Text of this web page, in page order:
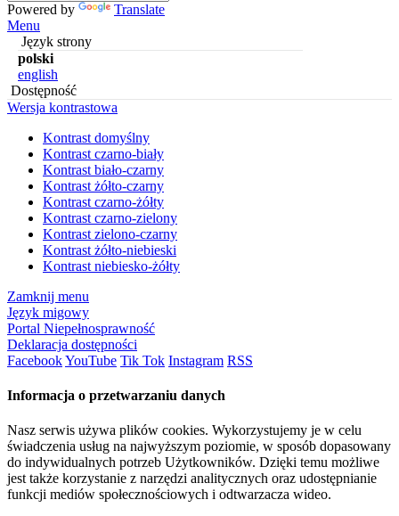
Powered by
Translate
Menu
Język strony
polski
english
Dostępność
Wersja kontrastowa
Kontrast domyślny
Kontrast czarno-biały
Kontrast biało-czarny
Kontrast żółto-czarny
Kontrast czarno-żółty
Kontrast czarno-zielony
Kontrast zielono-czarny
Kontrast żółto-niebieski
Kontrast niebiesko-żółty
Zamknij menu
Język migowy
Portal Niepełnosprawność
Deklaracja dostępności
FacebookYouTube Tik Tok Instagram RSS
Informacja o przetwarzaniu danych
Nasz serwis używa plików cookies. Wykorzystujemy je w celu
świadczenia usług na najwyższym poziomie, w sposób dopasowany
do indywidualnych potrzeb Użytkowników. Dzięki temu możliwe
jest także korzystanie z narzędzi analitycznych oraz udostępnianie
funkcji mediów społecznościowych i odtwarzacza wideo.